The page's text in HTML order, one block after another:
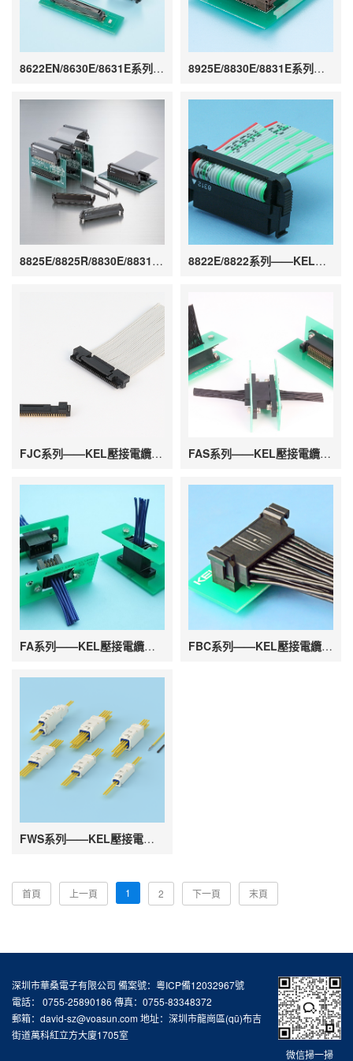
8622EN/8630E/8631E系列——KEL壓接連接器 8925E/8830E/8831E系列——KEL壓接連接器
8825E/8825R/8830E/8831E系列——KEL壓接連接器 8822E/8822系列——KEL壓接連接器
FJC系列——KEL壓接電纜連接器 FAS系列——KEL壓接電纜連接器
FA系列——KEL壓接電纜連接器 FBC系列——KEL壓接電纜連接器
FWS系列——KEL壓接電纜連接器
首頁 上一頁 1 2 下一頁 末頁
微信掃一掃
深圳市華桑電子有限公司 備案號： 粵ICP備12032967號
電話： 0755-25890186 傳真：0755-83348372
郵箱：david-sz@voasun.com 地址：深圳市龍崗區(qū)布吉
街道萬科紅立方大廈1705室